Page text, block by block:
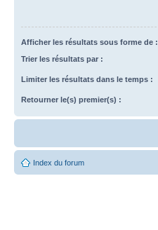
Afficher les résultats sous forme de :
Trier les résultats par :
Limiter les résultats dans le temps :
Retourner le(s) premier(s) :
Index du forum